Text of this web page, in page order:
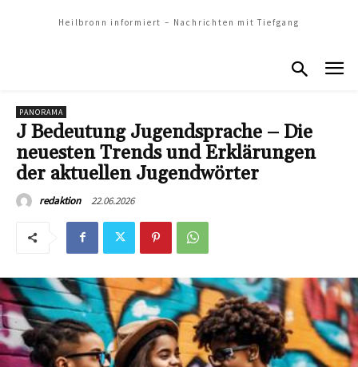
Heilbronn informiert – Nachrichten mit Tiefgang
PANORAMA
J Bedeutung Jugendsprache – Die
neuesten Trends und Erklärungen
der aktuellen Jugendwörter
redaktion 22.06.2026